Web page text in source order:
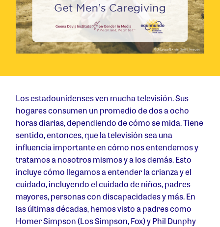
Los estadounidenses ven mucha televisión. Sus
hogares consumen un promedio de dos a ocho
horas diarias, dependiendo de cómo se mida. Tiene
sentido, entonces, que la televisión sea una
influencia importante en cómo nos entendemos y
tratamos a nosotros mismos y a los demás. Esto
incluye cómo llegamos a entender la crianza y el
cuidado, incluyendo el cuidado de niños, padres
mayores, personas con discapacidades y más. En
las últimas décadas, hemos visto a padres como
Homer Simpson (Los Simpson, Fox) y Phil Dunphy